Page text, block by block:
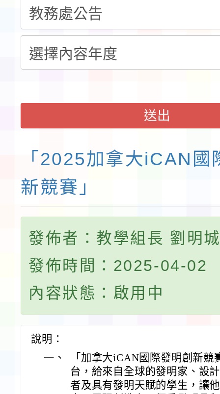
請一案
026 ART TAIPEI臺北
會」之「藝術教育日」
送出
「2025加拿大iCAN國
新競賽」
發佈者：教學組長 劉明
發佈時間：2025-04-02
內容狀態：啟用中
說明：
一、
「加拿大iCAN國際發明創新
台，給來自全球的發明家、設
者及具有發明天賦的學生，讓